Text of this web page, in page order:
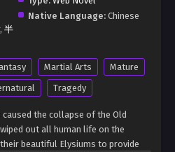
, 半
Native Language: Chinese
Martial Arts
Mature
Tragedy
the collapse of the Old
out all human life on the
beautiful Elysiums to provide